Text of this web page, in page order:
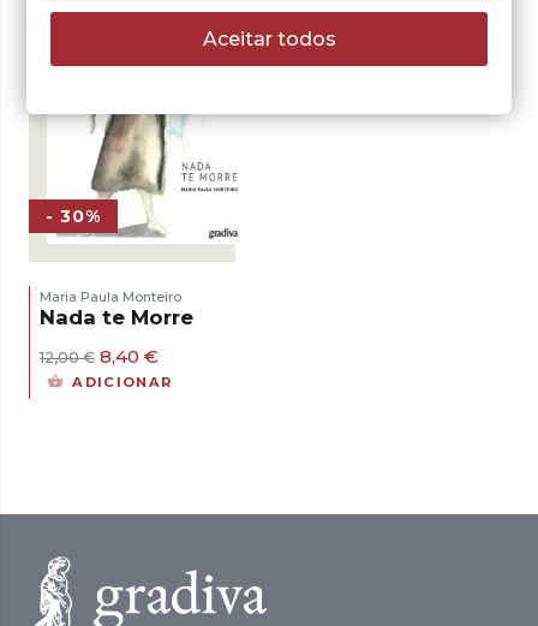
- 30%
Maria Paula Monteiro
Nada te Morre
12,00€ O
preço
8,40 €
preço
ADICIONAR
Aceitar todos